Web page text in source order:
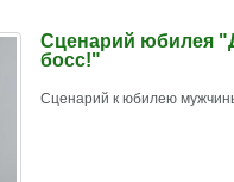
Сценарий юбилея
босс!"
Сценарий к юбилею